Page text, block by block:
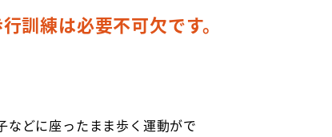
訓練は必要不可欠です。
などに座ったまま歩く運動がで